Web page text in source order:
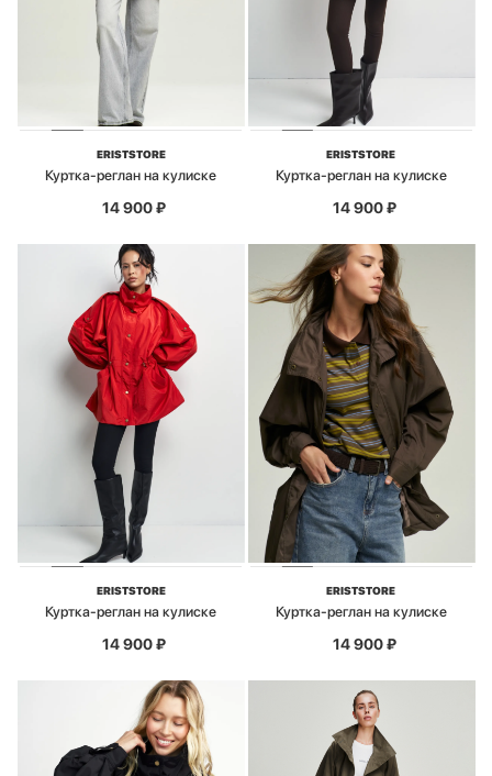
ERISTSTORE
Куртка-реглан на кулиске
14 900₽
ERISTSTORE
Куртка-реглан на кулиске
14 900₽
ERISTSTORE
Куртка-реглан на кулиске
14 900₽
ERISTSTORE
Куртка-реглан на кулиске
14 900₽